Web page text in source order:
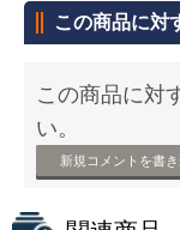
この商品に対
この商品に対
い。
新規コメントを書